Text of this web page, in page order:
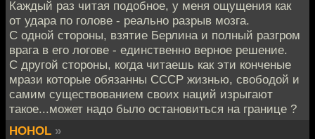
Каждый раз читая подобное, у меня ощущения как
от удара по голове - реально разрыв мозга.
С одной стороны, взятие Берлина и полный разгром
врага в его логове - единственно верное решение.
С другой стороны, когда читаешь как эти конченые
мрази которые обязанны СССР жизнью, свободой и
самим существованием своих наций изрыгают
такое...может надо было остановиться на границе ?
HOHOL »